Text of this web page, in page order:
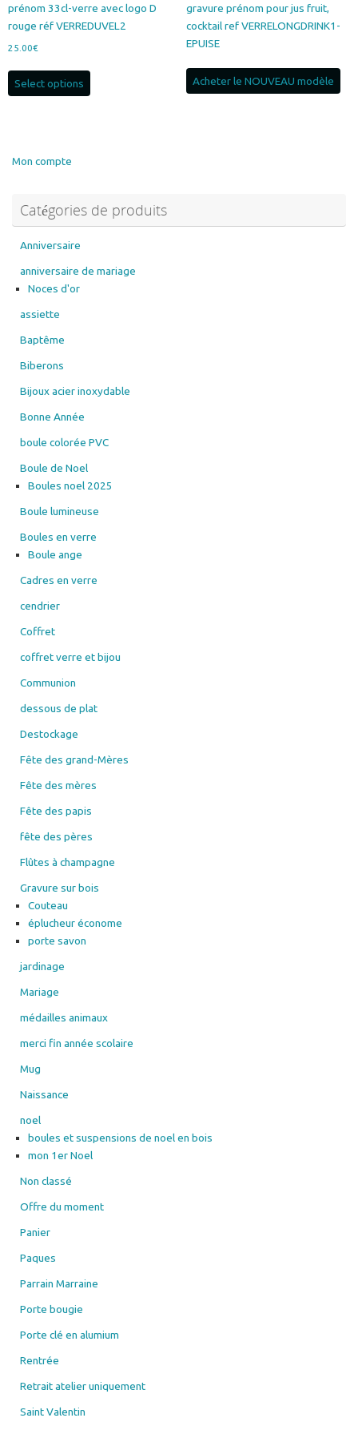
prénom 33cl-verre avec logo D
rouge réf VERREDUVEL2
25.00€
Select options
gravure prénom pour jus fruit,
cocktail ref VERRELONGDRINK1-
EPUISE
Acheter le NOUVEAU modèle
Mon compte
Catégories de produits
Anniversaire
anniversaire de mariage
Noces d'or
assiette
Baptême
Biberons
Bijoux acier inoxydable
Bonne Année
boule colorée PVC
Boule de Noel
Boules noel 2025
Boule lumineuse
Boules en verre
Boule ange
Cadres en verre
cendrier
Coffret
coffret verre et bijou
Communion
dessous de plat
Destockage
Fête des grand-Mères
Fête des mères
Fête des papis
fête des pères
Flûtes à champagne
Gravure sur bois
Couteau
éplucheur économe
porte savon
jardinage
Mariage
médailles animaux
merci fin année scolaire
Mug
Naissance
noel
boules et suspensions de noel en bois
mon 1er Noel
Non classé
Offre du moment
Panier
Paques
Parrain Marraine
Porte bougie
Porte clé en alumium
Rentrée
Retrait atelier uniquement
Saint Valentin